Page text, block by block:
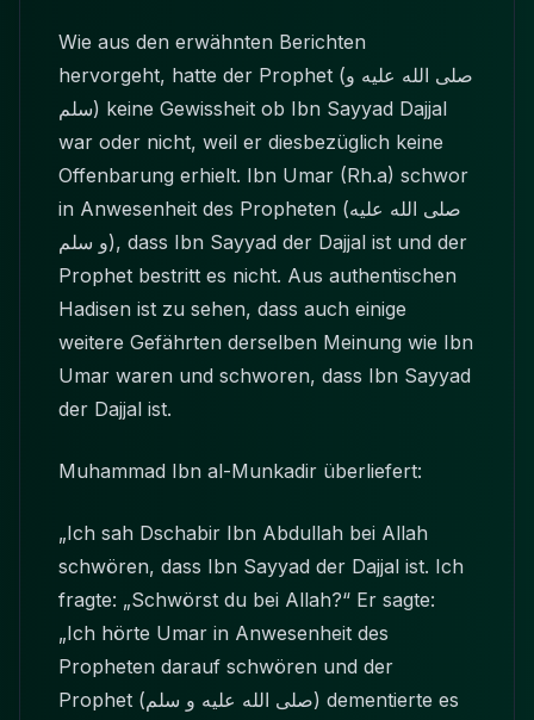
Wie aus den erwähnten Berichten
hervorgeht, hatte der Prophet (صلى الله عليه و
سلم) keine Gewissheit ob Ibn Sayyad Dajjal
war oder nicht, weil er diesbezüglich keine
Offenbarung erhielt. Ibn Umar (Rh.a) schwor
in Anwesenheit des Propheten (صلى الله عليه
و سلم), dass Ibn Sayyad der Dajjal ist und der
Prophet bestritt es nicht. Aus authentischen
Hadisen ist zu sehen, dass auch einige
weitere Gefährten derselben Meinung wie Ibn
Umar waren und schworen, dass Ibn Sayyad
der Dajjal ist.
Muhammad Ibn al-Munkadir überliefert:
„Ich sah Dschabir Ibn Abdullah bei Allah
schwören, dass Ibn Sayyad der Dajjal ist. Ich
fragte: „Schwörst du bei Allah?“ Er sagte:
„Ich hörte Umar in Anwesenheit des
Propheten darauf schwören und der
Prophet
(صلى الله عليه و سلم) dementierte es